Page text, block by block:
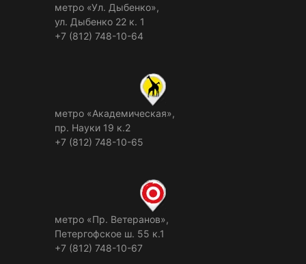
метро «Ул. Дыбенко»,
ул. Дыбенко 22 к. 1
+7 (812) 748-10-64
метро «Академическая»,
пр. Науки 19 к.2
+7 (812) 748-10-65
метро «Пр. Ветеранов»,
Петергофское ш. 55 к.1
+7 (812) 748-10-67